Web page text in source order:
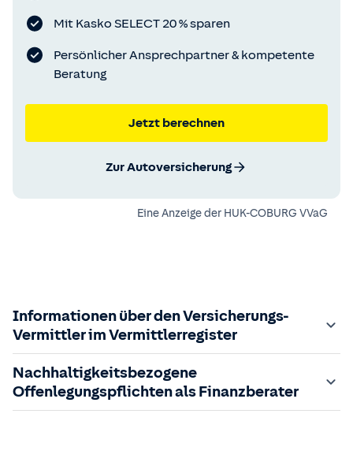
Mit Kasko SELECT 20 % sparen
Persönlicher Ansprechpartner & kompetente
Beratung
Jetzt berechnen
Zur Autoversicherung
Eine Anzeige der HUK-COBURG VVaG
Informationen über den Versicherungs-
Vermittler im Vermittlerregister
Zuständige Aufsichtsbehörde:
Der Vermittler ist gebundener Versicherungsvermittler
gem. §34d GewO, bei der zuständigen IHK gemeldet und
Nachhaltigkeitsbezogene
Offenlegungspflichten als Finanzberater